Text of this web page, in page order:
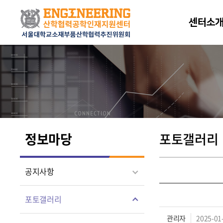
센터소
정보마당
공지사항
포토갤러리
포토갤러리
관리자 2025-